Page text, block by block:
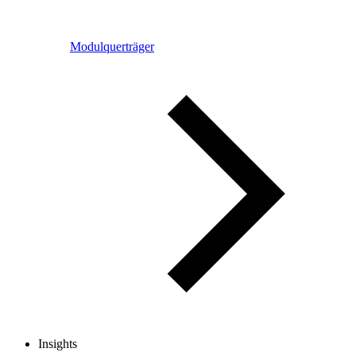
Modulquerträger
Insights